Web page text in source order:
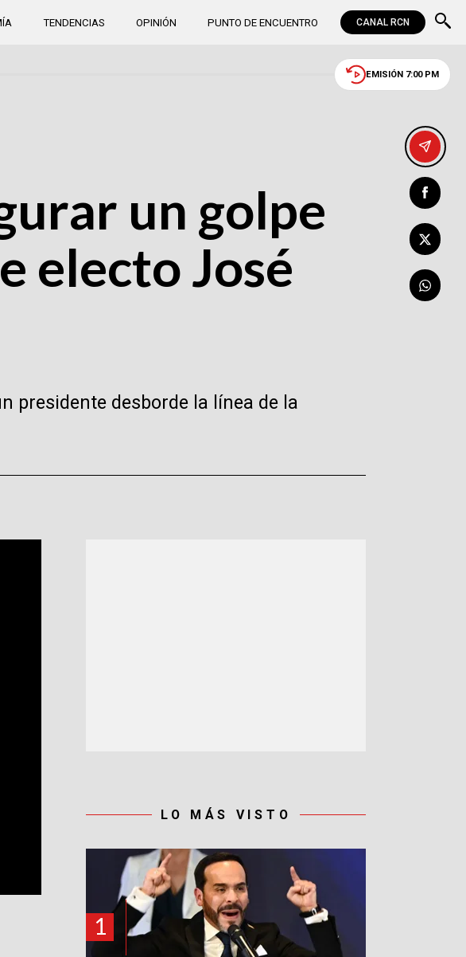
TENDENCIAS OPINIÓN PUNTO DE ENCUENTRO CANAL RCN
EMISIÓN 7:00 PM
un golpe
electo José
presidente desborde la línea de la
LO MÁS VISTO
1